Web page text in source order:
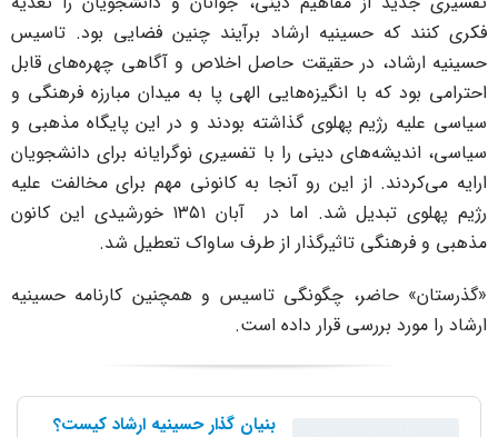
کنند که حسینیه ارشاد برآیند چنین فضایی بود. تاسیس
ارشاد، در حقیقت حاصل اخلاص و آگاهی چهره‌های قابل
بود که با انگیزه‌هایی الهی پا به میدان مبارزه فرهنگی و
علیه رژیم پهلوی گذاشته بودند و در این پایگاه مذهبی و
اندیشه‌های دینی را با تفسیری نوگرایانه برای دانشجویان
می‌کردند. از این رو آنجا به کانونی مهم برای مخالفت علیه
رژیم پهلوی تبدیل شد. اما در آبان ۱۳۵۱ خورشیدی این کانون
و فرهنگی تاثیرگذار از طرف ساواک تعطیل شد.
حاضر، چگونگی تاسیس و همچنین کارنامه حسینیه
را مورد بررسی قرار داده است.
بنیان گذار حسینیه ارشاد کیست؟